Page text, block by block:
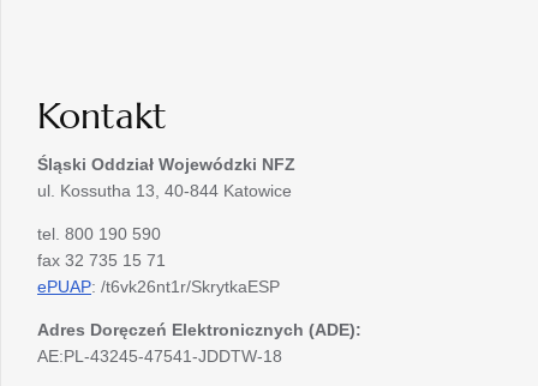
Kontakt
Śląski Oddział Wojewódzki NFZ
ul. Kossutha 13, 40-844 Katowice
tel. 800 190 590
fax 32 735 15 71
ePUAP: /t6vk26nt1r/SkrytkaESP
Adres Doręczeń Elektronicznych (ADE):
AE:PL-43245-47541-JDDTW-18